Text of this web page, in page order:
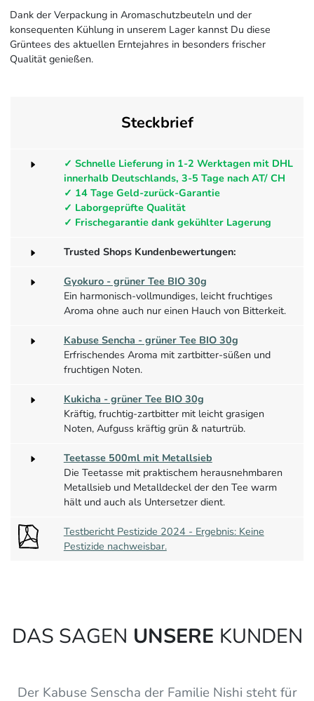
Dank der Verpackung in Aromaschutzbeuteln und der
konsequenten Kühlung in unserem Lager kannst Du diese
Grüntees des aktuellen Erntejahres in besonders frischer
Qualität genießen.
Steckbrief
✓ Schnelle Lieferung in 1-2 Werktagen mit DHL
innerhalb Deutschlands, 3-5 Tage nach AT/ CH
✓ 14 Tage Geld-zurück-Garantie
✓ Laborgeprüfte Qualität
✓ Frischegarantie dank gekühlter Lagerung
Trusted Shops Kundenbewertungen:
Gyokuro - grüner Tee BIO 30g
Ein harmonisch-vollmundiges, leicht fruchtiges
Aroma ohne auch nur einen Hauch von Bitterkeit.
Kabuse Sencha - grüner Tee BIO 30g
Erfrischendes Aroma mit zartbitter-süßen und
fruchtigen Noten.
Kukicha - grüner Tee BIO 30g
Kräftig, fruchtig-zartbitter mit leicht grasigen
Noten, Aufguss kräftig grün & naturtrüb.
Teetasse 500ml mit Metallsieb
Die Teetasse mit praktischem herausnehmbaren
Metallsieb und Metalldeckel der den Tee warm
hält und auch als Untersetzer dient.
Testbericht Pestizide 2024 - Ergebnis: Keine
Pestizide nachweisbar.
DAS SAGEN UNSERE KUNDEN
Der Kabuse Senscha der Familie Nishi steht für